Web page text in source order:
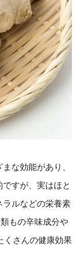
な効能があり、
すが、実はほと
ルなどの栄養素
もの辛味成分や
くさんの健康効果